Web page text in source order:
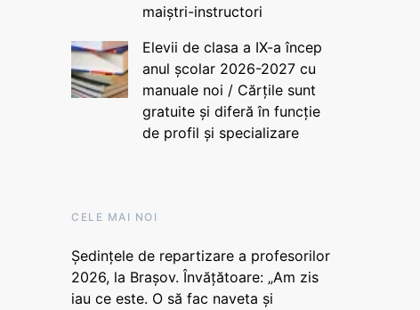
maiștri-instructori
Elevii de clasa a IX-a încep
anul școlar 2026-2027 cu
manuale noi / Cărțile sunt
gratuite și diferă în funcție
de profil și specializare
CELE MAI NOI
Ședințele de repartizare a profesorilor
2026, la Brașov. Învățătoare: „Am zis
iau ce este. O să fac naveta și